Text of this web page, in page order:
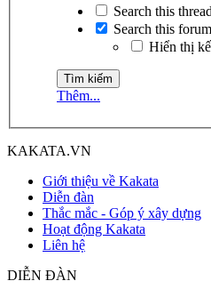
Search this
Search this
Hiển thị
Thêm...
KAKATA.VN
Giới thiệu về Kakata
Diễn đàn
Thắc mắc - Góp ý xây dựng
Hoạt động Kakata
Liên hệ
DIỄN ĐÀN